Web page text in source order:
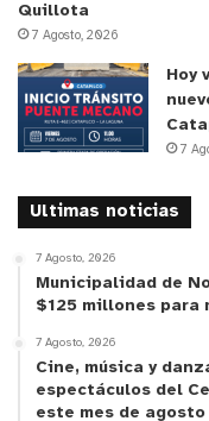
esto es, a los 50,
evaluar en un área
la diversidad de
la flor del palto a
encuentran, es
caso, un huerto
aledaña. “Si se
polinizadores
disponibilidad
sus bordes, se
Quillota
7 Agosto, 2026
Hoy
7
Ultimas noticias
7 Agosto, 2026
Municipalidad de
$125 millones para
7 Agosto, 2026
Cine, música y
espectáculos del
este mes de agosto